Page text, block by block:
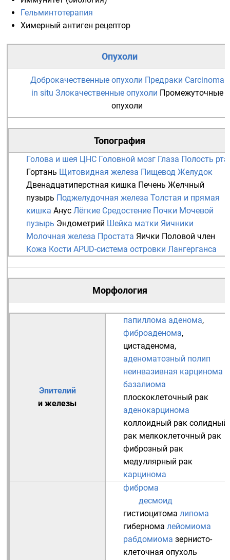
Гельминтотерапия
Химерный антиген рецептор
Опухоли
Доброкачественные опухоли Предраки Carcinoma
in situ Злокачественные опухоли Промежуточные
опухоли
Топография
Голова и шея ЦНС Головной мозг Глаза Полость рта
Гортань Щитовидная железа Пищевод Желудок
Двенадцатиперстная кишка Печень Желчный
пузырь Поджелудочная железа Толстая и прямая
кишка Анус Лёгкие Средостение Почки Мочевой
пузырь Эндометрий Шейка матки Яичники
Молочная железа Простата Яички Половой член
Кожа Кости APUD-система островки Лангерганса
Морфология
Эпителий
и железы
папиллома аденома,
фиброаденома,
цистаденома,
аденоматозный полип
неинвазивная карцинома
базалиома
плоскоклеточный рак
аденокарцинома
коллоидный рак солидный
рак мелкоклеточный рак
фиброзный рак
медуллярный рак
карцинома
фиброма
десмоид
гистиоцитома липома
гибернома лейомиома
рабдомиома зернисто-
клеточная опухоль